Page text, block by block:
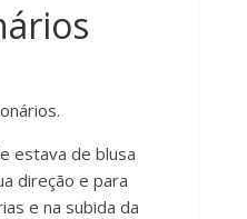
estava de blusa
direção e para
e na subida da